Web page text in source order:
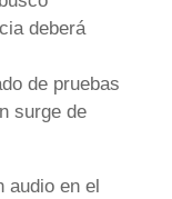
deberá
de pruebas
surge de
audio en el